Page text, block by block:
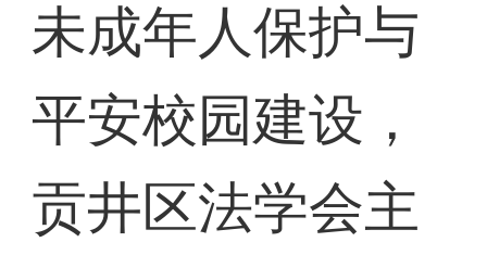
未成年人保护与
平安校园建设，
贡井区法学会主